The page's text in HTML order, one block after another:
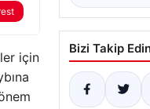
için
Bizi Takip